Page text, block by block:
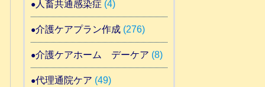
人畜共通感染症 (4)
介護ケアプラン作成(276)
介護ケアホーム デーケア (8)
代理通院ケア (49)